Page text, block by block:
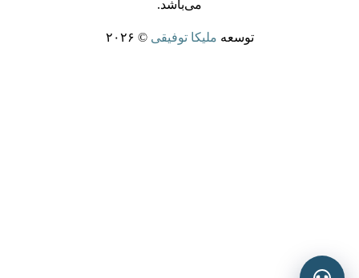
می‌باشد.
توسعهملیکا توفیقی © ۲۰۲۶